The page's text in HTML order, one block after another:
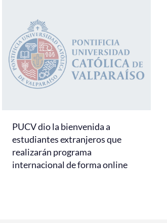
PUCV dio la bienvenida a
estudiantes extranjeros que
realizarán programa
internacional de forma online